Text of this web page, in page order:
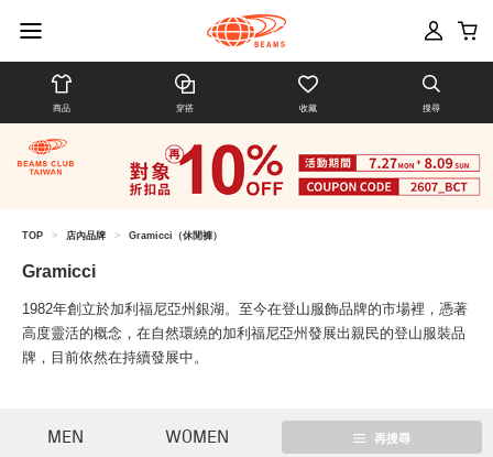
商品 穿搭 收藏 搜尋
TOP > 店內品牌 > Gramicci（休閒褲）
Gramicci
1982年創立於加利福尼亞州銀湖。至今在登山服飾品牌的市場裡，憑著
高度靈活的概念，在自然環繞的加利福尼亞州發展出親民的登山服裝品
牌，目前依然在持續發展中。
MEN WOMEN 再搜尋